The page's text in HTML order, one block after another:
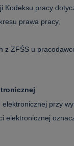
Kodeksu pracy
prawa pracy,
ZFŚS u
przy
elektronicznej